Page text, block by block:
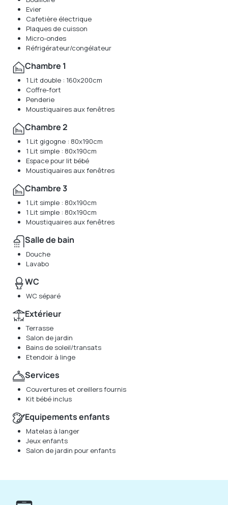
Evier
Cafetière électrique
Plaques de cuisson
Micro-ondes
Réfrigérateur/congélateur
Chambre 1
1 Lit double : 160x200cm
Coffre-fort
Penderie
Moustiquaires aux fenêtres
Chambre 2
1 Lit gigogne : 80x190cm
1 Lit simple : 80x190cm
Espace pour lit bébé
Moustiquaires aux fenêtres
Chambre 3
1 Lit simple : 80x190cm
1 Lit simple : 80x190cm
Moustiquaires aux fenêtres
Salle de bain
Douche
Lavabo
WC
WC séparé
Extérieur
Terrasse
Salon de jardin
Bains de soleil/transats
Etendoir à linge
Services
Couvertures et oreillers fournis
Kit bébé inclus
Equipements enfants
Matelas à langer
Jeux enfants
Salon de jardin pour enfants